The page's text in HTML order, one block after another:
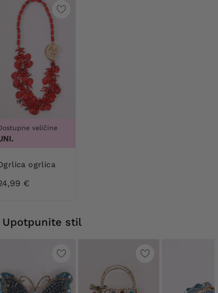
veličine
ogrlica ogrlica
€
Upotpunite stil